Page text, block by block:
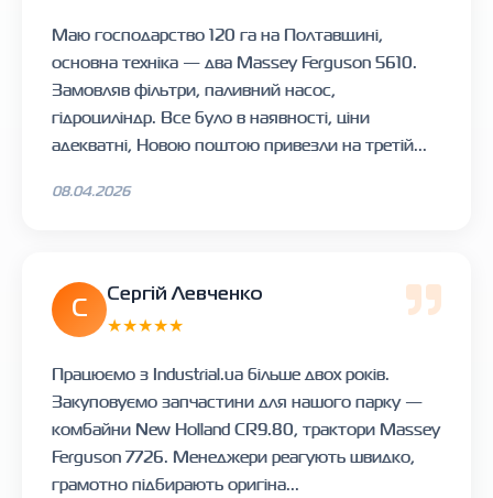
Маю господарство 120 га на Полтавщині,
основна техніка — два Massey Ferguson 5610.
Замовляв фільтри, паливний насос,
гідроциліндр. Все було в наявності, ціни
адекватні, Новою поштою привезли на третій...
08.04.2026
С
Сергій Левченко
★★★★★
Працюємо з Industrial.ua більше двох років.
Закуповуємо запчастини для нашого парку —
комбайни New Holland CR9.80, трактори Massey
Ferguson 7726. Менеджери реагують швидко,
грамотно підбирають оригіна...